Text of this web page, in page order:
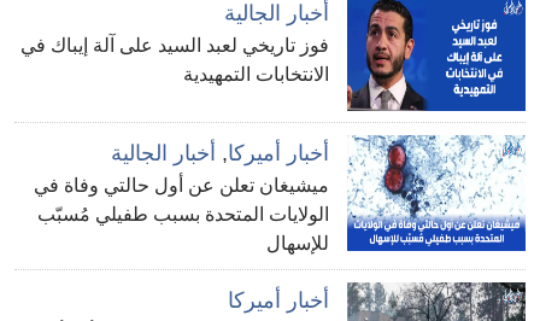
أخبار الجالية
فوز تاريخي لعبد السيد على آلة إيباك في
الانتخابات التمهيدية
أخبار أميركا, أخبار الجالية
ميشيغان تعلن عن أول حالتي وفاة في
الولايات المتحدة بسبب طفيلي مُسبّب
للإسهال
أخبار أميركا